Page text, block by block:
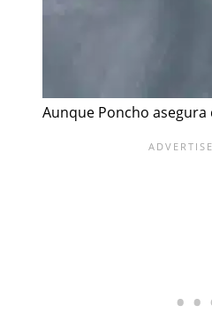
Aunque Poncho asegura